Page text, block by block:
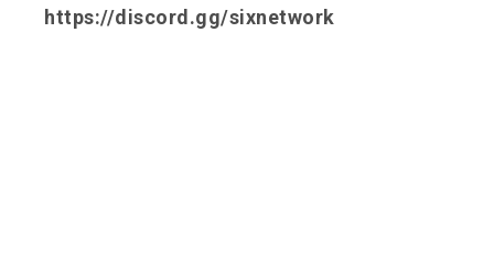
https://discord.gg/sixnetwork